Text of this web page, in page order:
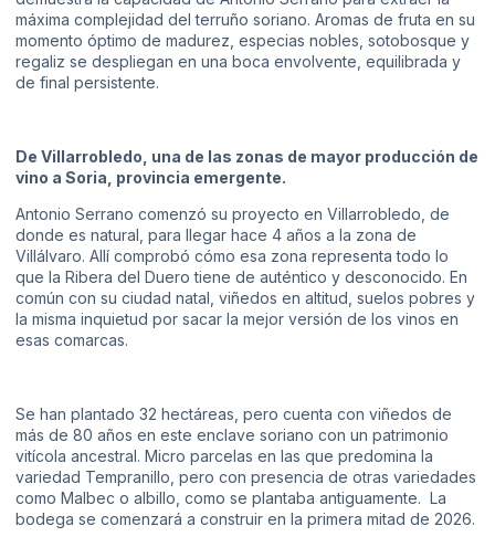
máxima complejidad del terruño soriano. Aromas de fruta en su
momento óptimo de madurez, especias nobles, sotobosque y
regaliz se despliegan en una boca envolvente, equilibrada y
de final persistente.
De Villarrobledo, una de las zonas de mayor producción de
vino a Soria, provincia emergente.
Antonio Serrano comenzó su proyecto en Villarrobledo, de
donde es natural, para llegar hace 4 años a la zona de
Villálvaro. Allí comprobó cómo esa zona representa todo lo
que la Ribera del Duero tiene de auténtico y desconocido. En
común con su ciudad natal, viñedos en altitud, suelos pobres y
la misma inquietud por sacar la mejor versión de los vinos en
esas comarcas.
Se han plantado 32 hectáreas, pero cuenta con viñedos de
más de 80 años en este enclave soriano con un patrimonio
vitícola ancestral. Micro parcelas en las que predomina la
variedad Tempranillo, pero con presencia de otras variedades
como Malbec o albillo, como se plantaba antiguamente. La
bodega se comenzará a construir en la primera mitad de 2026.